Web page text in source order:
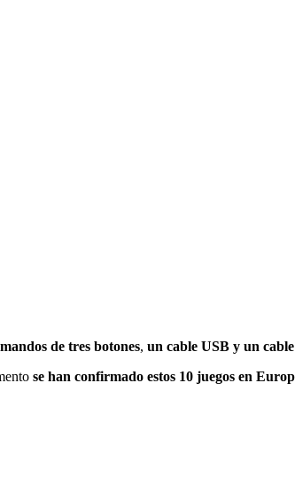
de tres botones, un cable USB y un
se han confirmado estos 10 juegos en